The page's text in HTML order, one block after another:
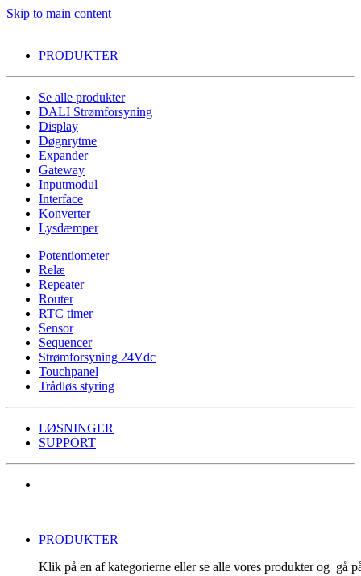
Skip to main content
PRODUKTER
Se alle produkter
DALI Strømforsyning
Display
Døgnrytme
Expander
Gateway
Inputmodul
Interface
Konverter
Lysdæmper
Potentiometer
Relæ
Repeater
Router
RTC timer
Sensor
Sequencer
Strømforsyning 24Vdc
Touchpanel
Trådløs styring
LØSNINGER
SUPPORT
PRODUKTER
Klik på en af kategorierne eller se alle vores produkter og gå